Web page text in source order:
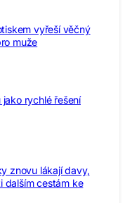
vyřeší věčný
muže
rychlé řešení
znovu lákají davy,
dalším cestám ke